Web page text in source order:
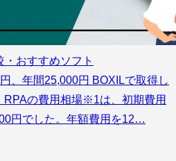
おすすめソフト
、年間25,000円 BOXILで取得し
の費用相場※1は、初期費用
円でした。年額費用を12…